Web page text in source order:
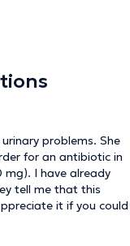
problems. She
for an antibiotic in
mg). I have already
tell me that this
it if you could